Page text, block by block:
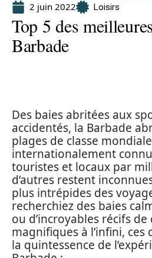
2 juin 2022 Loisirs
Top 5 des
Barbade
Des baies abritées aux
accidentés, la Barbade
plages de classe
internationalement
touristes et locaux par
d’autres restent
plus intrépides des
recherchiez des baies
ou d’incroyables récifs de
magnifiques à l’infini,
la quintessence de